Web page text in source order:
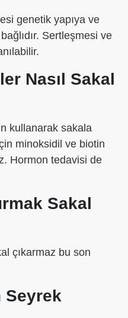
genetik yapıya ve
Sertleşmesi ve
Nasıl Sakal
kullanarak sakala
minoksidil ve biotin
Hormon tedavisi de
Sakal
çıkarmaz bu son
Seyrek